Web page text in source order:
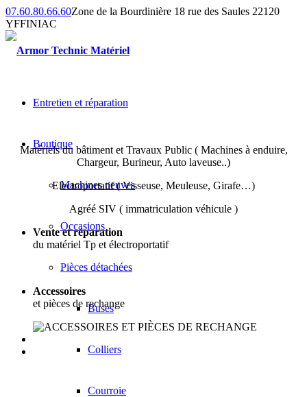
07.60.80.66.60Zone de la Bourdinière 18 rue des Saules 22120
YFFINIAC
Entretien et réparation
Boutique
Machines neuves
Occasions
Pièces détachées
Buses
Colliers
Courroie
Matériels du bâtiment et Travaux Public ( Machines à enduire,
Chargeur, Burineur, Auto laveuse..)
Electroportatif ( Visseuse, Meuleuse, Girafe…)
Agréé SIV ( immatriculation véhicule )
Vente et réparation
du matériel Tp et électroportatif
Accessoires
et pièces de rechange